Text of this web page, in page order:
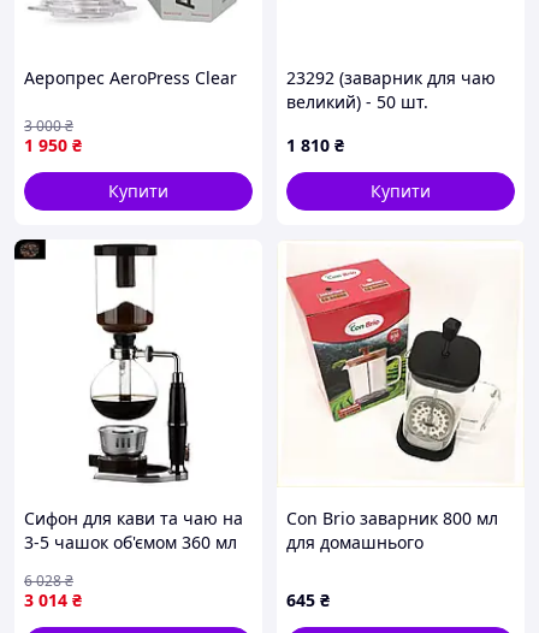
Аеропрес AeroPress Clear
1 950 ₴
3 000₴
Купити
23292 (заварник для чаю
великий) - 50 шт.
1 810 ₴
Купити
Сифон для кави та чаю на
3-5 чашок об'ємом 360 мл
домашніх умовах
3 014 ₴
6 028₴
Con Brio заварник 800 мл
для домашнього
645 ₴